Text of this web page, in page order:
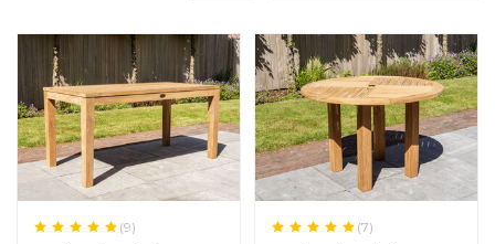
(9) (7)